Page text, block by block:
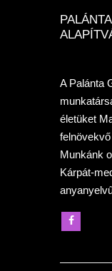
A Palánta
életüket
Munkánk
Kárpát-